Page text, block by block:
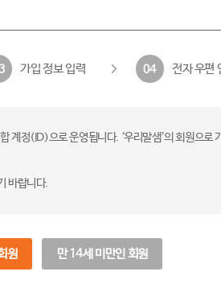
가입 정보 입력 04 전자 우편
계정(ID)으로 운영됩니다. ‘우리말샘’의 회원으
바랍니다.
원 만 14세 미만인 회원